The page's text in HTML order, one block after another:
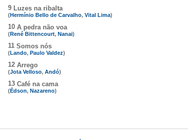
9 Luzes na ribalta
(Hermínio Bello de Carvalho, Vital Lima)
10 A pedra não voa
(René Bittencourt, Nanai)
11 Somos nós
(Lando, Paulo Valdez)
12 Arrego
(Jota Velloso, Andó)
13 Café na cama
(Édson, Nazareno)